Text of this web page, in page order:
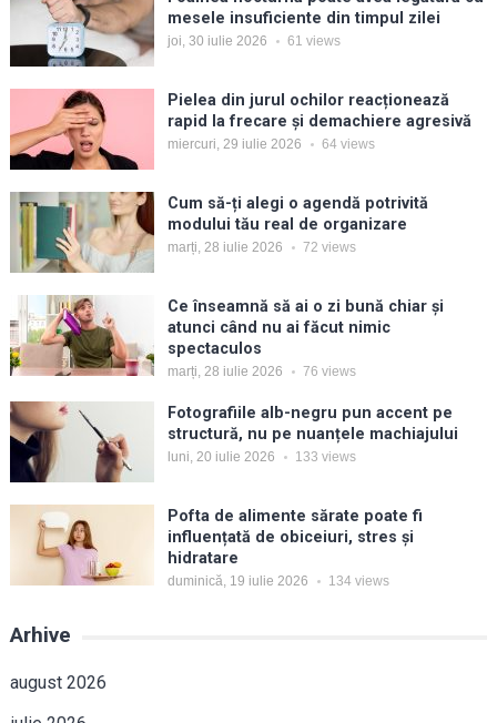
mesele insuficiente din timpul zilei
joi, 30 iulie 2026 61 views
Pielea din jurul ochilor reacționează
rapid la frecare și demachiere agresivă
miercuri, 29 iulie 2026 64 views
Cum să-ți alegi o agendă potrivită
modului tău real de organizare
marți, 28 iulie 2026 72 views
Ce înseamnă să ai o zi bună chiar și
atunci când nu ai făcut nimic
spectaculos
marți, 28 iulie 2026 76 views
Fotografiile alb-negru pun accent pe
structură, nu pe nuanțele machiajului
luni, 20 iulie 2026 133 views
Pofta de alimente sărate poate fi
influențată de obiceiuri, stres și
hidratare
duminică, 19 iulie 2026 134 views
Arhive
august 2026